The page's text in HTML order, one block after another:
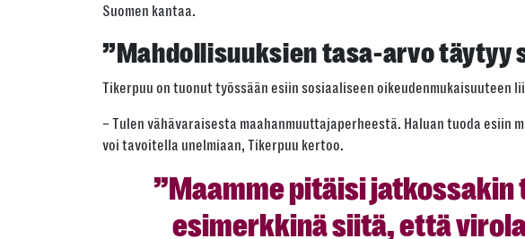
Suomen kantaa.
”Mahdollisuuksien tasa-arvo täytyy
Tikerpuu on tuonut työssään esiin sosiaaliseen
– Tulen vähävaraisesta maahanmuuttajaperheestä. Haluan tuoda
voi tavoitella unelmiaan, Tikerpuu kertoo.
”Maamme pitäisi jatkossakin
esimerkkinä siitä, että